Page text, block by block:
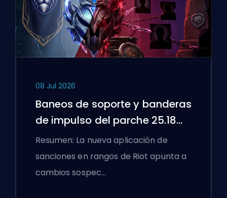
08 Jul 2026
Baneos de soporte y banderas
de impulso del parche 25.18
de League of Legends
Resumen: La nueva aplicación de
sanciones en rangos de Riot apunta a
cambios sospec…